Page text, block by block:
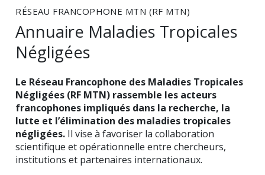
RÉSEAU FRANCOPHONE MTN (RF MTN)
Annuaire Maladies Tropicales
Négligées
Le Réseau Francophone des Maladies Tropicales
Négligées (RF MTN) rassemble les acteurs
francophones impliqués dans la recherche, la
lutte et l’élimination des maladies tropicales
négligées. Il vise à favoriser la collaboration
scientifique et opérationnelle entre chercheurs,
institutions et partenaires internationaux.